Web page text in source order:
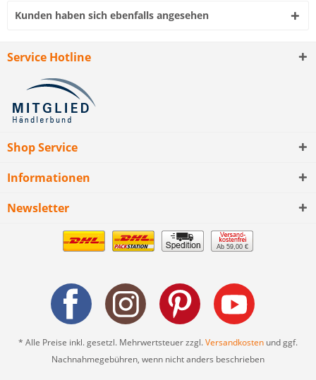
Kunden haben sich ebenfalls angesehen
Service Hotline
Shop Service
Informationen
Newsletter
Ab 59,00 €
* Alle Preise inkl. gesetzl. Mehrwertsteuer zzgl.Versandkosten und ggf.
Nachnahmegebühren, wenn nicht anders beschrieben